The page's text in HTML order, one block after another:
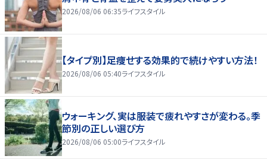
2026/08/06 06:35ライフスタイル
【タイプ別】足痩せする効果的で続けやすい方法！
2026/08/06 05:40ライフスタイル
ウォーキング、実は服装で疲れやすさが変わる。季
節別の正しい選び方
2026/08/06 05:00ライフスタイル